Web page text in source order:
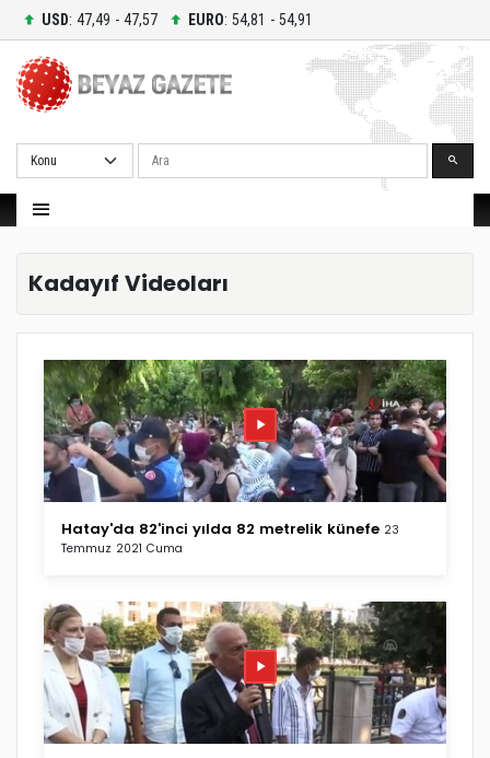
USD: 47,49 - 47,57 EURO: 54,81 - 54,91
Ara
Kadayıf Videoları
Hatay'da 82'inci yılda 82 metrelik künefe 23
Temmuz 2021 Cuma